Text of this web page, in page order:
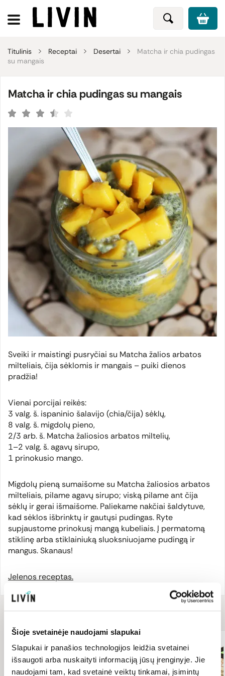
Šioje svetainėje naudojami slapukai
Slapukai ir panašios technologijos leidžia svetainei
išsaugoti arba nuskaityti informaciją jūsų įrenginyje. Jie
naudojami tam, kad svetainė veiktų tinkamai, įsimintų
Titulinis Receptai Desertai
Matcha ir chia pudingas
su mangais
Matcha ir chia pudingas su mangais
Sveiki ir maistingi pusryčiai su Matcha žalios arbatos
milteliais, čija sėklomis ir mangais – puiki dienos
pradžia!
Vienai porcijai reikės:
3 valg. š. ispaninio šalavijo (chia/čija) sėklų,
8 valg. š. migdolų pieno,
2/3 arb. š. Matcha žaliosios arbatos miltelių,
1–2 valg. š. agavų sirupo,
1 prinokusio mango.
Migdolų pieną sumaišome su Matcha žaliosios arbatos
milteliais, pilame agavų sirupo; viską pilame ant čija
sėklų ir gerai išmaišome. Paliekame nakčiai šaldytuve,
kad sėklos išbrinktų ir gautųsi pudingas. Ryte
supjaustome prinokusį mangą kubeliais. Į permatomą
stiklinę arba stiklainiuką sluoksniuojame pudingą ir
mangus. Skanaus!
Jelenos receptas.
Receptuireikės
T